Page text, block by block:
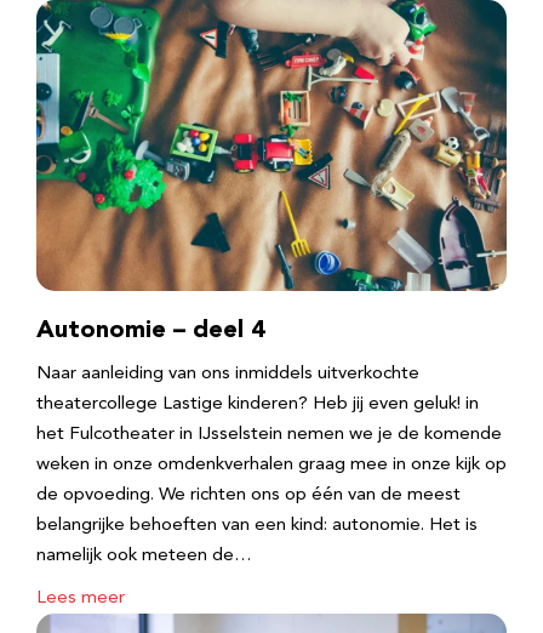
Autonomie – deel 4
Naar aanleiding van ons inmiddels uitverkochte
theatercollege Lastige kinderen? Heb jij even geluk! in
het Fulcotheater in IJsselstein nemen we je de komende
weken in onze omdenkverhalen graag mee in onze kijk op
de opvoeding. We richten ons op één van de meest
belangrijke behoeften van een kind: autonomie. Het is
namelijk ook meteen de…
Lees meer